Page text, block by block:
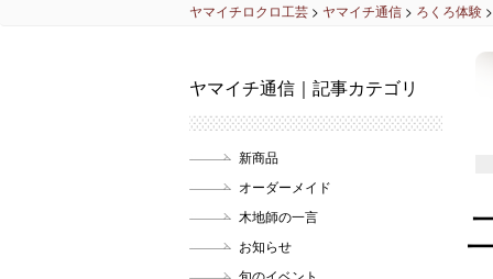
ヤマイチロクロ工芸 > ヤマイチ通信 > ろくろ体験
ヤマイチ通信｜記事カテゴリ
新商品
オーダーメイド
木地師の一言
お知らせ
旬のイベント